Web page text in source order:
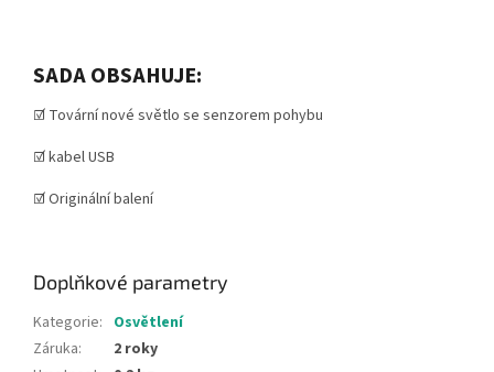
SADA OBSAHUJE:
☑️ Tovární nové světlo se senzorem pohybu
☑️ kabel USB
☑️ Originální balení
Doplňkové parametry
Kategorie: Osvětlení
Záruka:
2 roky